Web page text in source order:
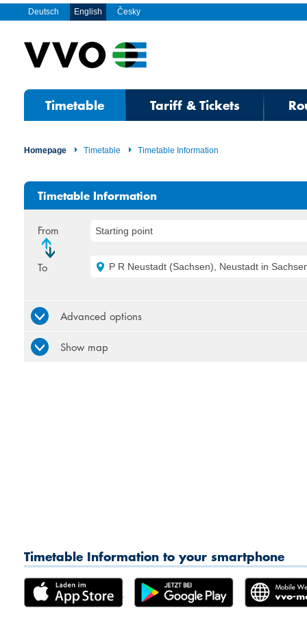
Deutsch English Česky
Timetable Tariff & Tickets
Homepage Timetable Timetable Information
Timetable Information
From
To
Starting point
P R Neustadt (Sachsen), Neustadt in
Advanced options
Show map
Timetable Information to your smartphone